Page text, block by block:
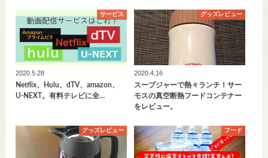
サービス
2020.5.28
Netflix、Hulu、dTV、amazon、
U-NEXT。有料テレビに全…
グッズレビュー
2020.4.16
スープジャーで熱々ランチ！サー
モスの真空断熱フードコンテナー
をレビュー。
グッズレビュー フード